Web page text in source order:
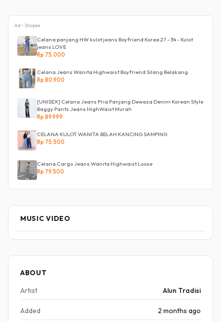
Ad • Shopee
Celana panjang HW kulot jeans Boyfriend Korea 27 - 34 - Kulot
jeans LOVE
Rp 75.000
Celana Jeans Wanita Highwaist Boyfriend Silang Belakang
Rp 80.900
[UNISEX] Celana Jeans Pria Panjang Dewasa Denim Korean Style
Baggy Pants Jeans HighWaist Murah
Rp 89.999
CELANA KULOT WANITA BELAH KANCING SAMPING
Rp 75.500
Celana Cargo Jeans Wanita Highwaist Loose
Rp 79.500
MUSIC VIDEO
ABOUT
Artist
Alun Tradisi
Added 2 months ago